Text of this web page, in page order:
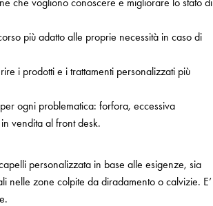
più adatto alle proprie necessità in caso di
i prodotti e i trattamenti personalizzati più
ogni problematica: forfora, eccessiva
vendita al front desk.
personalizzata in base alle esigenze, sia
nelle zone colpite da diradamento o calvizie. E’